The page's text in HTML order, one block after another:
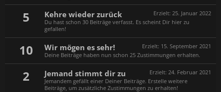
5 Erzielt: 25. Januar 2022
Kehre wieder zurück
Du hast schon 30 Beiträge verfasst. Es scheint Dir hier zu
gefallen!
10 Erzielt: 15. September 2021
Wir mögen es sehr!
Deine Beiträge haben nun schon 25 Zustimmungen erhalten.
2 Erzielt: 24. Februar 2021
Jemand stimmt dir zu
Jemandem gefällt einer Deiner Beiträge. Erstelle weitere
Beiträge, um zusätzliche Zustimmungen zu erhalten!